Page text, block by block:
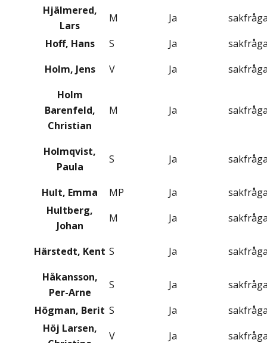
Hjälmered,
Lars
M Ja
Hoff, Hans
S Ja
Holm, Jens
V Ja
Holm
Barenfeld,
Christian
M Ja
Holmqvist,
Paula
S Ja
Hult, Emma MP Ja
Hultberg,
Johan
M Ja
Härstedt, Kent S Ja
Håkansson,
Per-Arne
S Ja
Högman, Berit S Ja
Höj Larsen,
V Ja